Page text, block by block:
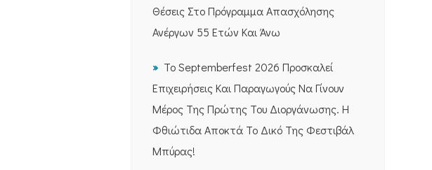
Θέσεις Στο Πρόγραμμα Απασχόλησης
Ανέργων 55 Ετών Και Άνω
Το Septemberfest 2026 Προσκαλεί
Επιχειρήσεις Και Παραγωγούς Να Γίνουν
Μέρος Της Πρώτης Του Διοργάνωσης. Η
Φθιώτιδα Αποκτά Το Δικό Της Φεστιβάλ
Μπύρας!